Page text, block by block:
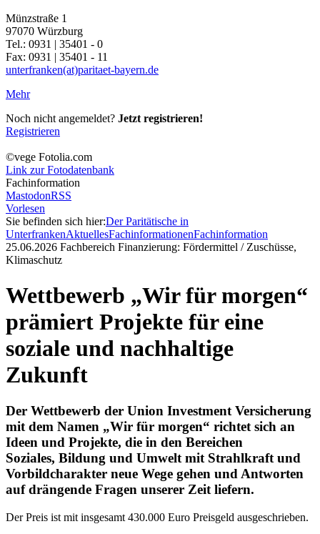
Münzstraße 1
97070 Würzburg
Tel.: 0931 | 35401 - 0
Fax: 0931 | 35401 - 11
unterfranken(at)paritaet-bayern.de
Mehr
Noch nicht angemeldet? Jetzt registrieren!
Registrieren
©vege Fotolia.com
Link zur Fotodatenbank
Fachinformation
MastodonRSS
Vorlesen
Sie befinden sich hier:Der Paritätische in
UnterfrankenAktuellesFachinformationenFachinformation
25.06.2026 Fachbereich Finanzierung: Fördermittel / Zuschüsse,
Klimaschutz
Wettbewerb „Wir für morgen“
prämiert Projekte für eine
soziale und nachhaltige
Zukunft
Der Wettbewerb der Union Investment Versicherung
mit dem Namen „Wir für morgen“ richtet sich an
Ideen und Projekte, die in den Bereichen
Soziales, Bildung und Umwelt mit Strahlkraft und
Vorbildcharakter neue Wege gehen und Antworten
auf drängende Fragen unserer Zeit liefern.
Der Preis ist mit insgesamt 430.000 Euro Preisgeld ausgeschrieben.